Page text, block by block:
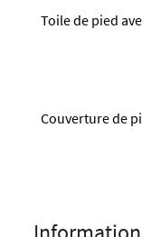
Toile de pied
Couverture de